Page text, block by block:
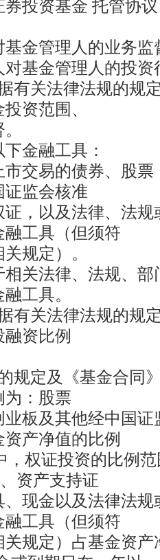
投资基金 托管协议
基金管理人的业务监
对基金管理人的投
有关法律法规的规
资范围、
金融工具：
市交易的债券、股
证监会核准
证，以及法律、法
工具（但须符
规定）。
关法律、法规、部
工具。
有关法律法规的规
资比例
规定及《基金合同
为：股票
业板及其他经中国
产净值的比例
，权证投资的比例
资产支持证
现金以及法律法规
工具（但须符
规定）占基金资产